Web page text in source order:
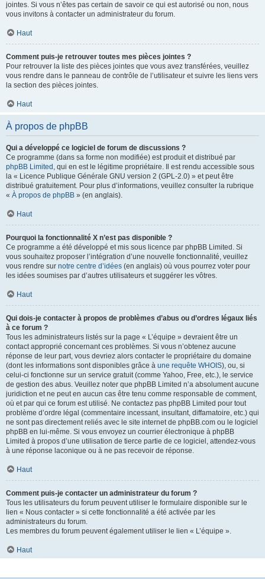
jointes. Si vous n’êtes pas certain de savoir ce qui est autorisé ou non, nous
vous invitons à contacter un administrateur du forum.
Haut
Comment puis-je retrouver toutes mes pièces jointes ?
Pour retrouver la liste des pièces jointes que vous avez transférées, veuillez
vous rendre dans le panneau de contrôle de l’utilisateur et suivre les liens vers
la section des pièces jointes.
Haut
À propos de phpBB
Qui a développé ce logiciel de forum de discussions ?
Ce programme (dans sa forme non modifiée) est produit et distribué par
phpBB Limited , qui en est le légitime propriétaire. Il est rendu accessible sous
la « Licence Publique Générale GNU version 2 (GPL-2.0) » et peut être
distribué gratuitement. Pour plus d’informations, veuillez consulter la rubrique
« À propos de phpBB » (en anglais).
Haut
Pourquoi la fonctionnalité X n’est pas disponible ?
Ce programme a été développé et mis sous licence par phpBB Limited. Si
vous souhaitez proposer l’intégration d’une nouvelle fonctionnalité, veuillez
vous rendre sur notre centre d’idées (en anglais) où vous pourrez voter pour
les idées soumises par d’autres utilisateurs et suggérer les vôtres.
Haut
Qui dois-je contacter à propos de problèmes d’abus ou d’ordres légaux liés
à ce forum ?
Tous les administrateurs listés sur la page « L’équipe » devraient être un
contact approprié concernant ces problèmes. Si vous n’obtenez aucune
réponse de leur part, vous devriez alors contacter le propriétaire du domaine
(dont les informations sont disponibles grâce à une requête WHOIS), ou, si
celui-ci fonctionne sur un service gratuit (comme Yahoo, Free, etc.), le service
de gestion des abus. Veuillez noter que phpBB Limited n’a absolument aucune
juridiction et ne peut en aucun cas être tenu comme responsable de comment,
où et par qui ce forum est utilisé. Ne contactez pas phpBB Limited pour tout
problème d’ordre légal (commentaire incessant, insultant, diffamatoire, etc.) qui
ne sont pas directement reliés avec le site internet de phpBB.com ou le logiciel
phpBB en lui-même. Si vous envoyez un courrier électronique à phpBB
Limited à propos d’une utilisation de tierce partie de ce logiciel, attendez-vous
à une réponse laconique ou à ne pas recevoir de réponse.
Haut
Comment puis-je contacter un administrateur du forum ?
Tous les utilisateurs du forum peuvent utiliser le formulaire disponible sur le
lien « Nous contacter » si cette fonctionnalité a été activée par les
administrateurs du forum.
Les membres du forum peuvent également utiliser le lien « L’équipe ».
Haut